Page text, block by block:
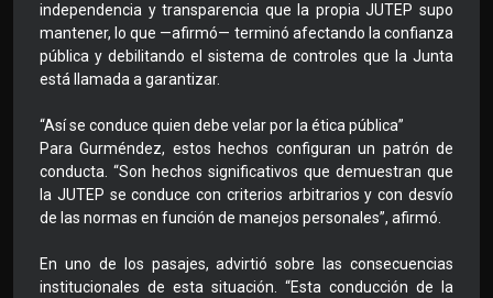
independencia y transparencia que la propia JUTEP supo
mantener, lo que —afirmó— terminó afectando la confianza
pública y debilitando el sistema de controles que la Junta
está llamada a garantizar.
“Así se conduce quien debe velar por la ética pública”
Para Gurméndez, estos hechos configuran un patrón de
conducta. “Son hechos significativos que demuestran que
la JUTEP se conduce con criterios arbitrarios y con desvío
de las normas en función de manejos personales”, afirmó.
En uno de los pasajes, advirtió sobre las consecuencias
institucionales de esta situación. “Esta conducción de la